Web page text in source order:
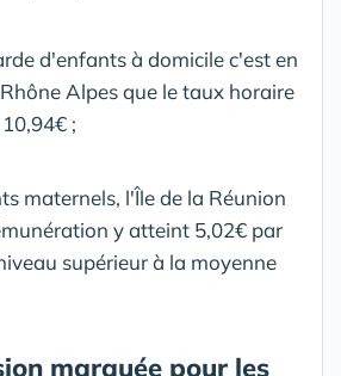
d'enfants à domicile c'est en
Alpes que le taux horaire
;
maternels, l'Île de la Réunion
y atteint 5,02€ par
supérieur à la moyenne
marquée pour les